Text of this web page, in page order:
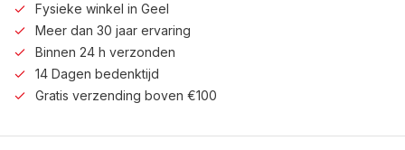
Fysieke winkel in Geel
Meer dan 30 jaar ervaring
Binnen 24 h verzonden
14 Dagen bedenktijd
Gratis verzending boven €100